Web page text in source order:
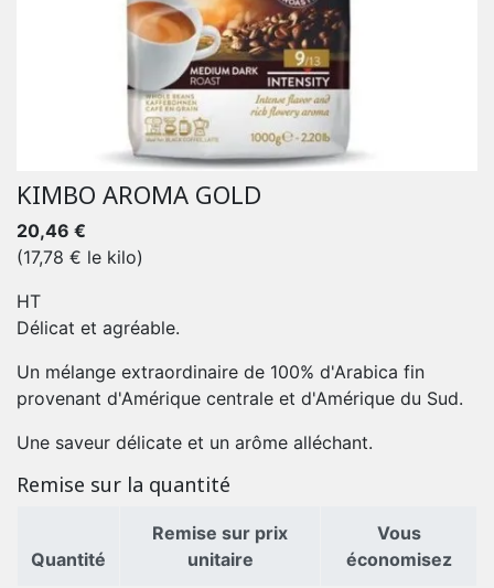
KIMBO AROMA GOLD
20,46 €
(17,78 € le kilo)
HT
Délicat et agréable.
Un mélange extraordinaire de 100% d'Arabica fin
provenant d'Amérique centrale et d'Amérique du Sud.
Une saveur délicate et un arôme alléchant.
Remise sur la quantité
Quantité
Remise sur prix
unitaire
Vous
économisez